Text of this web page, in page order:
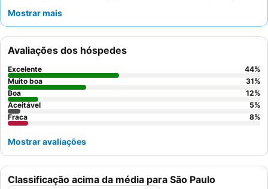
consistentemente os
experiência mais tranquila, os hóspedes podem considerar
solicitar quartos longe da rua devido a preocupações ocasionais
com o ruído.
Mostrar mais
Classificação acima da média para São Paulo
Avaliações dos hóspedes
Excelente 44%
Muito boa
31%
Boa
12%
Aceitável
5%
Fraca
8%
Mostrar avaliações